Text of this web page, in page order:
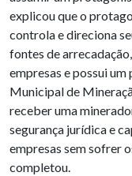
explicou que o
controla e direciona
fontes de
empresas e possui
Municipal de
receber uma
segurança jurídica e
empresas sem sofrer
completou.